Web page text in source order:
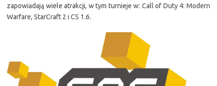
zapowiadają wiele atrakcji, w tym turnieje w: Call of Duty 4: Modern
Warfare, StarCraft 2 i CS 1.6.